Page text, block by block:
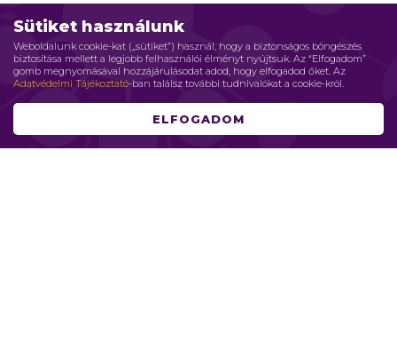
Sütiket használunk
Weboldalunk cookie-kat („sütiket”) használ, hogy a biztonságos böngészés
biztosítása mellett a legjobb felhasználói élményt nyújtsuk. Az “Elfogadom”
gomb megnyomásával hozzájárulásodat adod, hogy elfogadod őket. Az
Adatvédelmi Tájékoztató-ban találsz további tudnivalókat a cookie-król.
ELFOGADOM
ÉLETMÓD
2016. március 29. Paulik András
Te tudatosan vásárolsz?
A zsíros kenyér mellé nagyon finom a lédús piros
paradicsom, vagy a harsogva roppanó újhagyma. De ha